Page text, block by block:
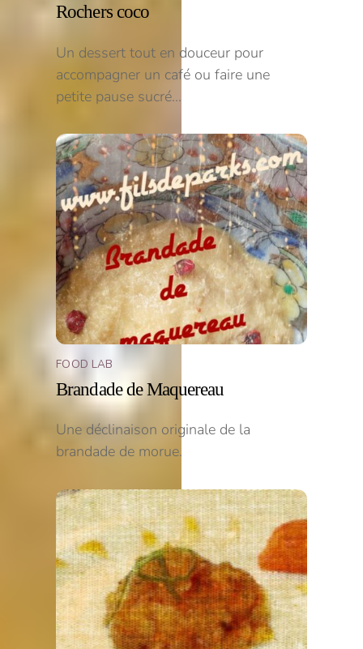
Rochers coco
Un dessert tout en douceur pour
accompagner un café ou faire une
petite pause sucré…
FOOD LAB
Brandade de Maquereau
Une déclinaison originale de la
brandade de morue.